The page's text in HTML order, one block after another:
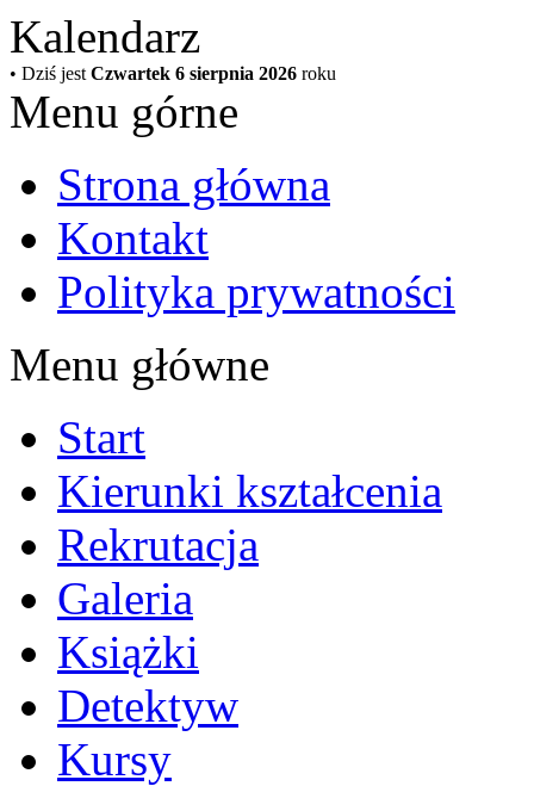
Kalendarz
• Dziś jest Czwartek 6 sierpnia 2026 roku
Menu górne
Strona główna
Kontakt
Polityka prywatności
Menu główne
Start
Kierunki kształcenia
Rekrutacja
Galeria
Książki
Detektyw
Kursy